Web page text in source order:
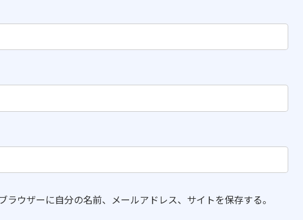
ラウザーに自分の名前、メールアドレス、サイトを保存する。